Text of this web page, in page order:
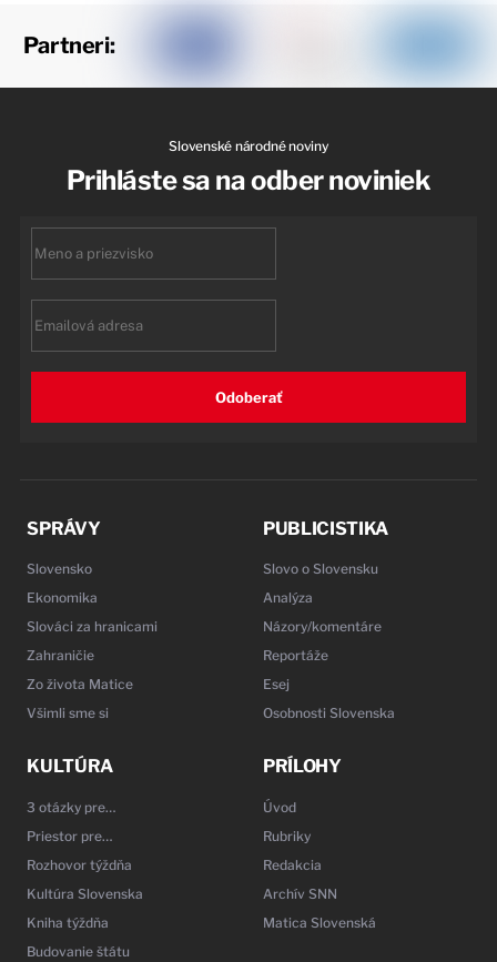
Partneri:
Slovenské národné noviny
Prihláste sa na odber noviniek
Odoberať
SPRÁVY
Slovensko
Ekonomika
Slováci za hranicami
Zahraničie
Zo života Matice
Všimli sme si
PUBLICISTIKA
Slovo o Slovensku
Analýza
Názory/komentáre
Reportáže
Esej
Osobnosti Slovenska
KULTÚRA
3 otázky pre…
Priestor pre…
Rozhovor týždňa
Kultúra Slovenska
Kniha týždňa
Budovanie štátu
PRÍLOHY
Úvod
Rubriky
Redakcia
Archív SNN
Matica Slovenská